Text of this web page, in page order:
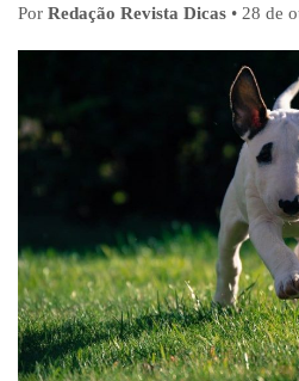
Por Redação Revista Dicas • 28 de